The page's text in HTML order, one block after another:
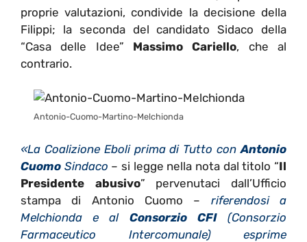
proprie valutazioni, condivide la decisione della
Filippi; la seconda del candidato Sidaco della
“Casa delle Idee” Massimo Cariello, che al
contrario.
Antonio-Cuomo-Martino-Melchionda
«La Coalizione Eboli prima di Tutto conAntonio
Cuomo Sindaco – si legge nella nota dal titolo “Il
Presidente abusivo” pervenutaci dall’Ufficio
stampa di Antonio Cuomo – riferendosi a
Melchionda e al Consorzio CFI(Consorzio
Farmaceutico Intercomunale) esprime